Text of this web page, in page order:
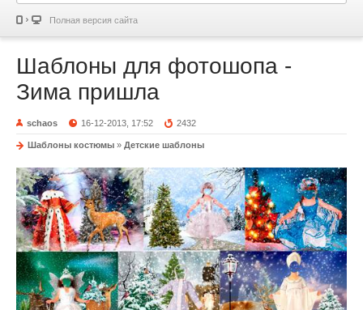
Полная версия сайта
Шаблоны для фотошопа -
Зима пришла
schaos 16-12-2013, 17:52 2432
Шаблоны костюмы » Детские шаблоны